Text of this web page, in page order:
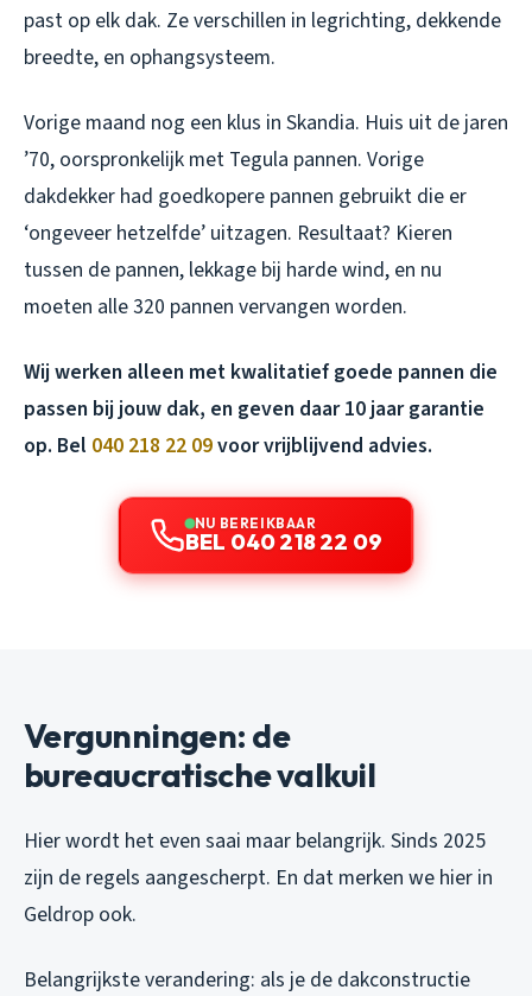
past op elk dak. Ze verschillen in legrichting, dekkende
breedte, en ophangsysteem.
Vorige maand nog een klus in Skandia. Huis uit de jaren
’70, oorspronkelijk met Tegula pannen. Vorige
dakdekker had goedkopere pannen gebruikt die er
‘ongeveer hetzelfde’ uitzagen. Resultaat? Kieren
tussen de pannen, lekkage bij harde wind, en nu
moeten alle 320 pannen vervangen worden.
Wij werken alleen met kwalitatief goede pannen die
passen bij jouw dak, en geven daar 10 jaar garantie
op. Bel 040 218 22 09voor vrijblijvend advies.
NU BEREIKBAAR
BEL 040 218 22 09
Vergunningen: de
bureaucratische valkuil
Hier wordt het even saai maar belangrijk. Sinds 2025
zijn de regels aangescherpt. En dat merken we hier in
Geldrop ook.
Belangrijkste verandering: als je de dakconstructie